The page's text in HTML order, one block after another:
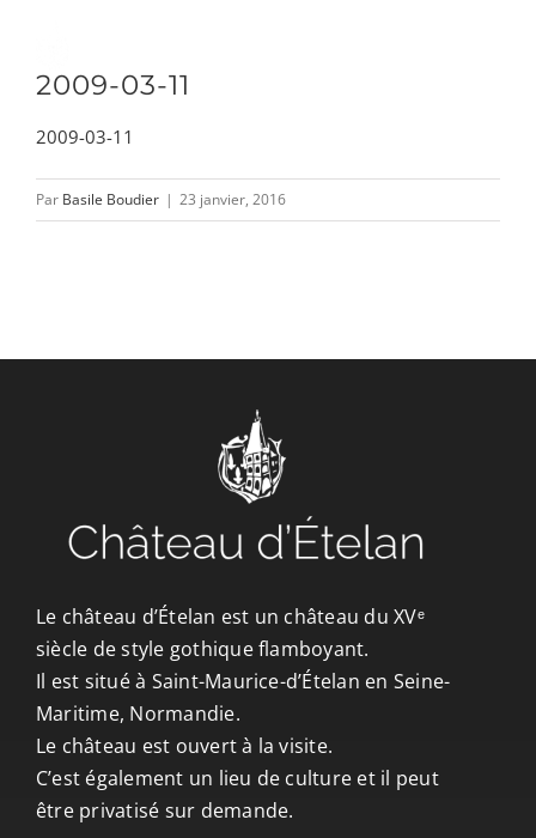
contenu
L’ASSOCIATION
CONTACT/ACCÈS
2009-03-11
2009-03-11
Par Basile Boudier | 23 janvier, 2016
Le château d’Ételan est un château du XVᵉ
siècle de style gothique flamboyant.
Il est situé à Saint-Maurice-d’Ételan en Seine-
Maritime, Normandie.
Le château est ouvert à la visite.
C’est également un lieu de culture et il peut
être privatisé sur demande.